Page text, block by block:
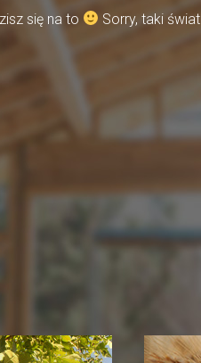
się na to
Sorry, taki świat